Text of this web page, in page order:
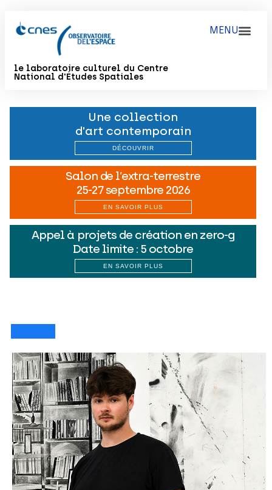
le laboratoire culturel du Centre
National d'Études Spatiales